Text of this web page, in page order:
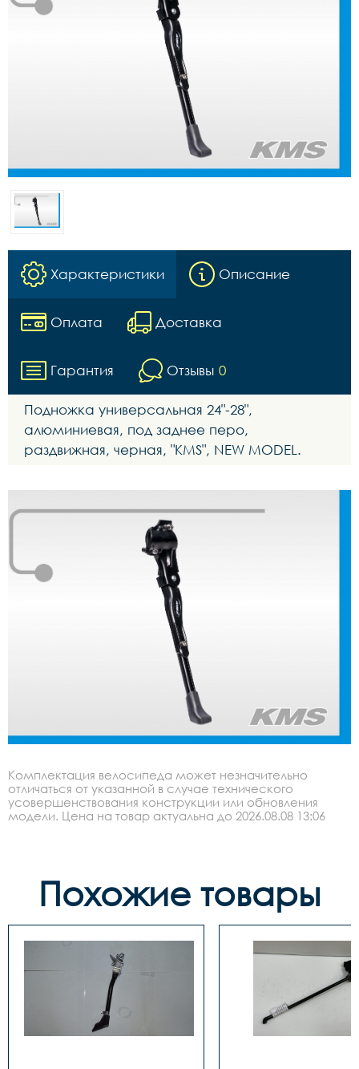
Характеристики Описание
Оплата Доставка
Гарантия Отзывы 0
Подножка универсальная 24"-28",
алюминиевая, под заднее перо,
раздвижная, черная, "KMS", NEW MODEL.
Комплектация велосипеда может незначительно
отличаться от указанной в случае технического
усовершенствования конструкции или обновления
модели. Цена на товар актуальна до 2026.08.08 13:06
Похожие товары